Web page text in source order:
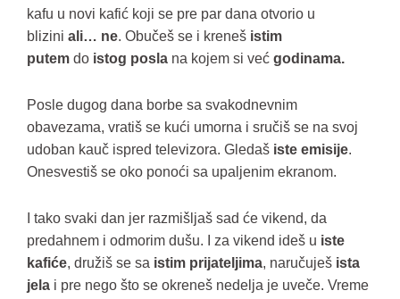
kafu u novi kafić koji se pre par dana otvorio u
blizini ali… ne. Obučeš se i kreneš istim
putem do istog posla na kojem si već godinama.
Posle dugog dana borbe sa svakodnevnim
obavezama, vratiš se kući umorna i sručiš se na svoj
udoban kauč ispred televizora. Gledaš iste emisije.
Onesvestiš se oko ponoći sa upaljenim ekranom.
I tako svaki dan jer razmišljaš sad će vikend, da
predahnem i odmorim dušu. I za vikend ideš u iste
kafiće, družiš se sa istim prijateljima, naručuješ ista
jela i pre nego što se okreneš nedelja je uveče. Vreme